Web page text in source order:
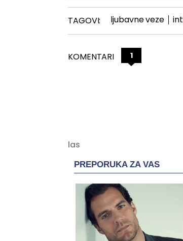
TAGOVI: ljubavne veze
KOMENTARI 1
PREPORUKA ZA VAS